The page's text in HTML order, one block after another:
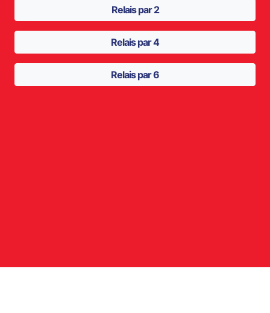
Relais par 2
Relais par 4
Relais par 6